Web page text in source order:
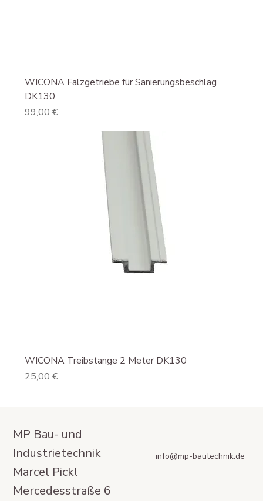
WICONA Falzgetriebe für Sanierungsbeschlag
DK130
Preis
99,00 €
WICONA Treibstange 2 Meter DK130
Preis
25,00 €
MP Bau- und
Industrietechnik
Marcel Pickl
Mercedesstraße 6
info@mp-bautechnik.de